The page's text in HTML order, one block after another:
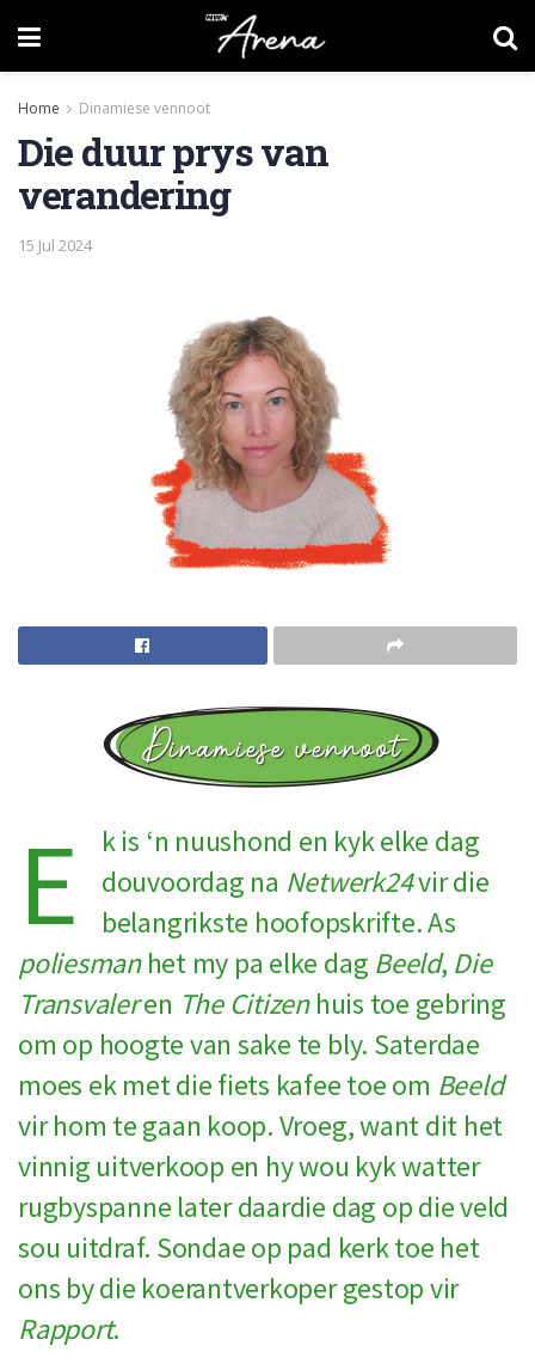
Home Dinamiese vennoot
Die duur prys van
verandering
15 Jul 2024
E
k is ‘n nuushond en kyk elke dag
douvoordag na Netwerk24vir die
belangrikste hoofopskrifte. As
poliesmanhet my pa elke dag Beeld, Die
Transvaleren The Citizenhuis toe gebring
om op hoogte van sake te bly. Saterdae
moes ek met die fiets kafee toe om Beeld
vir hom te gaan koop. Vroeg, want dit het
vinnig uitverkoop en hy wou kyk watter
rugbyspanne later daardie dag op die veld
sou uitdraf. Sondae op pad kerk toe het
ons by die koerantverkoper gestop vir
Rapport.